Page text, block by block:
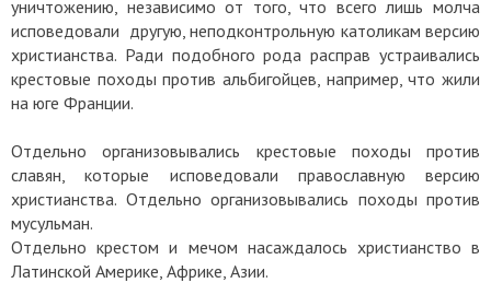
уничтожению, независимо от того, что всего лишь молча
исповедовали другую, неподконтрольную католикам версию
христианства. Ради подобного рода расправ устраивались
крестовые походы против альбигойцев, например, что жили
на юге Франции.
Отдельно организовывались крестовые походы против
славян, которые исповедовали православную версию
христианства. Отдельно организовывались походы против
мусульман.
Отдельно крестом и мечом насаждалось христианство в
Латинской Америке, Африке, Азии.